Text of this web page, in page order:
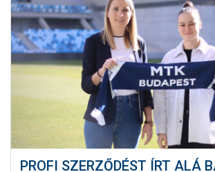
PROFI SZERZŐDÉST ÍRT ALÁ